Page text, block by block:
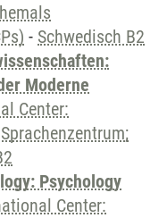
- Schwedisch B2
Moderne
Center:
Psychology
Center: